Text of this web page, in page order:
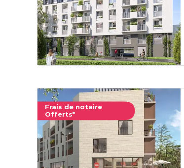
Frais de notaire
Offerts*